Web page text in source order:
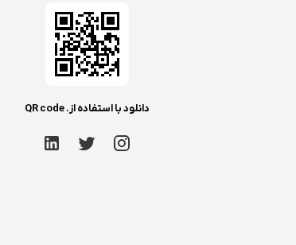
دانلود با استفاده از. QR code